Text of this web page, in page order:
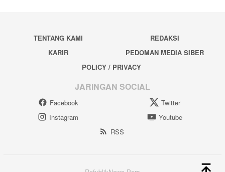
TENTANG KAMI
REDAKSI
KARIR
PEDOMAN MEDIA SIBER
POLICY / PRIVACY
JARINGAN SOCIAL
Facebook
Twitter
Instagram
Youtube
RSS